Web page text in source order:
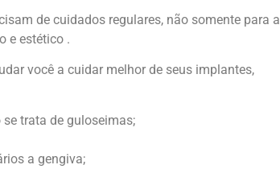
de cuidados regulares, não somente para a
e estético .
você a cuidar melhor de seus implantes,
trata de guloseimas;
a gengiva;